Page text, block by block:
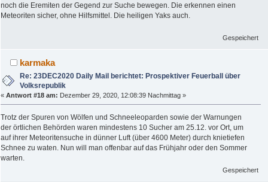
noch die Eremiten der Gegend zur Suche bewegen. Die erkennen einen
Meteoriten sicher, ohne Hilfsmittel. Die heiligen Yaks auch.
Gespeichert
karmaka
Re: 23DEC2020 Daily Mail berichtet: Prospektiver Feuerball über
Volksrepublik
« Antwort #18 am: Dezember 29, 2020, 12:08:39 Nachmittag »
Trotz der Spuren von Wölfen und Schneeleoparden sowie der Warnungen
der örtlichen Behörden waren mindestens 10 Sucher am 25.12. vor Ort, um
auf ihrer Meteoritensuche in dünner Luft (über 4600 Meter) durch knietiefen
Schnee zu waten. Nun will man offenbar auf das Frühjahr oder den Sommer
warten.
Gespeichert